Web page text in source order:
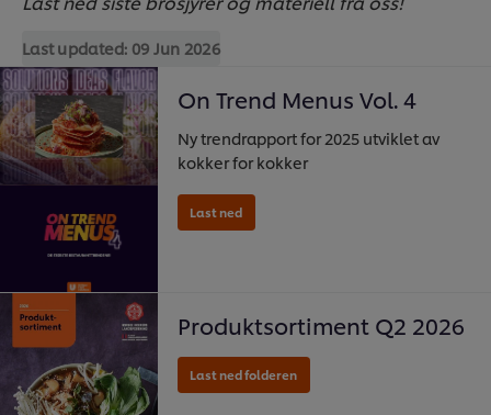
Last updated: 09 Jun 2026
On Trend Menus Vol. 4
Ny trendrapport for 2025 utviklet av
kokker for kokker
Produktsortiment Q2 2026